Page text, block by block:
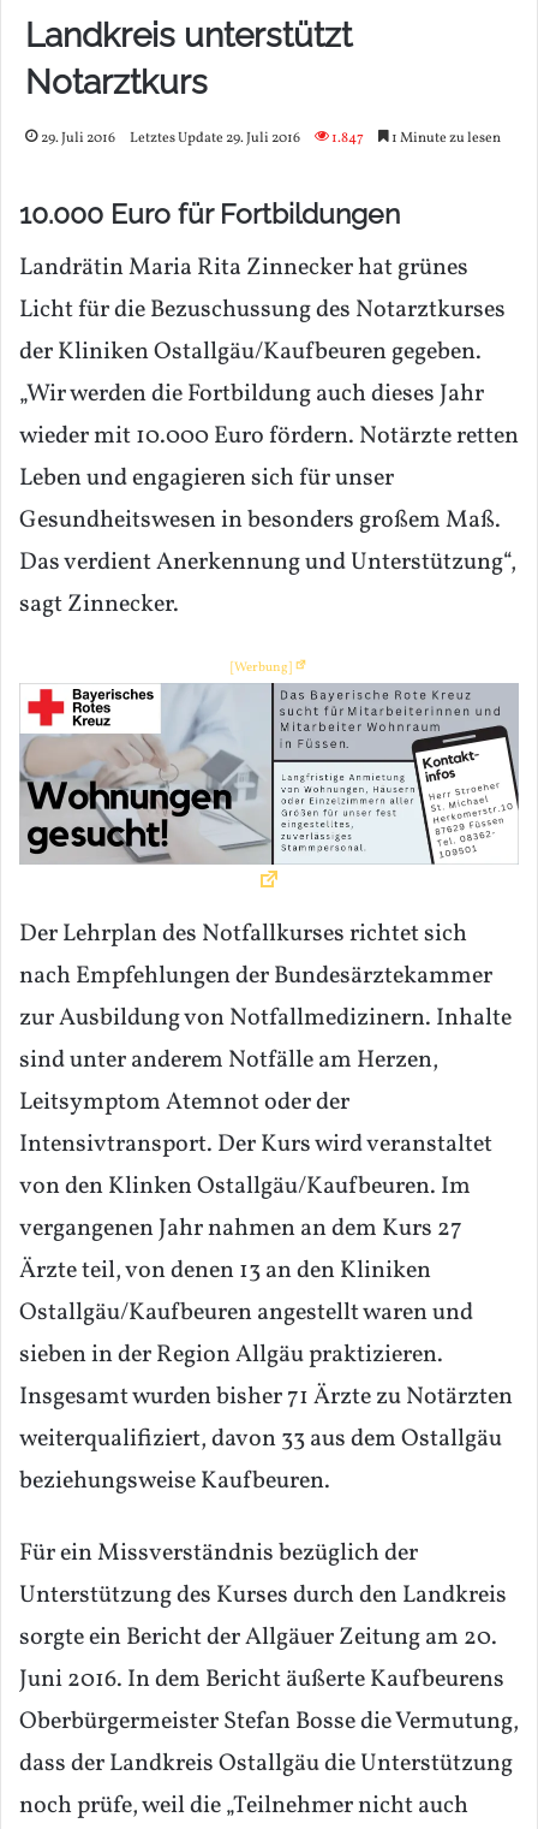
Landkreis unterstützt
Notarztkurs
29. Juli 2016 Letztes Update 29. Juli 2016 1.847 1 Minute zu lesen
10.000 Euro für Fortbildungen
Landrätin Maria Rita Zinnecker hat grünes
Licht für die Bezuschussung des Notarztkurses
der Kliniken Ostallgäu/Kaufbeuren gegeben.
„Wir werden die Fortbildung auch dieses Jahr
wieder mit 10.000 Euro fördern. Notärzte retten
Leben und engagieren sich für unser
Gesundheitswesen in besonders großem Maß.
Das verdient Anerkennung und Unterstützung“,
sagt Zinnecker.
[Werbung]
Der Lehrplan des Notfallkurses richtet sich
nach Empfehlungen der Bundesärztekammer
zur Ausbildung von Notfallmedizinern. Inhalte
sind unter anderem Notfälle am Herzen,
Leitsymptom Atemnot oder der
Intensivtransport. Der Kurs wird veranstaltet
von den Klinken Ostallgäu/Kaufbeuren. Im
vergangenen Jahr nahmen an dem Kurs 27
Ärzte teil, von denen 13 an den Kliniken
Ostallgäu/Kaufbeuren angestellt waren und
sieben in der Region Allgäu praktizieren.
Insgesamt wurden bisher 71 Ärzte zu Notärzten
weiterqualifiziert, davon 33 aus dem Ostallgäu
beziehungsweise Kaufbeuren.
Für ein Missverständnis bezüglich der
Unterstützung des Kurses durch den Landkreis
sorgte ein Bericht der Allgäuer Zeitung am 20.
Juni 2016. In dem Bericht äußerte Kaufbeurens
Oberbürgermeister Stefan Bosse die Vermutung,
dass der Landkreis Ostallgäu die Unterstützung
noch prüfe, weil die „Teilnehmer nicht auch